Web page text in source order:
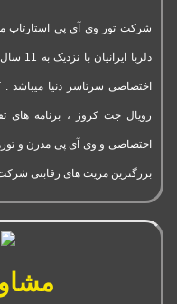
شرکت تور وی آی پی استارتاپ
دلربا
اختصاصی سرتاسر دنیا
رویال جت کروز ، برنامه های
اختصاصی و وی آی پی مدرن و
بزرگترین مزیت های رقابتی